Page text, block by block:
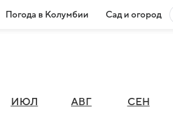
Погода в Колумбии Сад и огород
ИЮЛ АВГ СЕН